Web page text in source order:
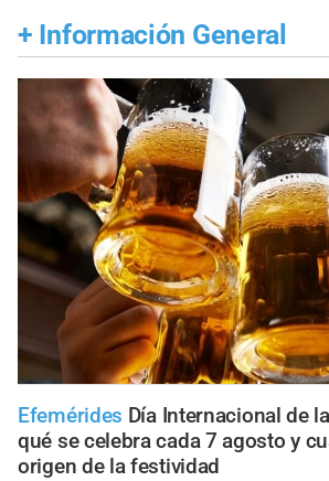
+ Información General
Efemérides Día Internacional de
qué se celebra cada 7 agosto y
origen de la festividad